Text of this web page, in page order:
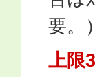
要。）
上限